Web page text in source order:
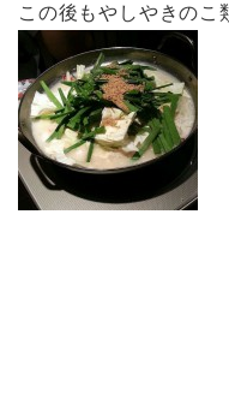
この後もやしやきのこ